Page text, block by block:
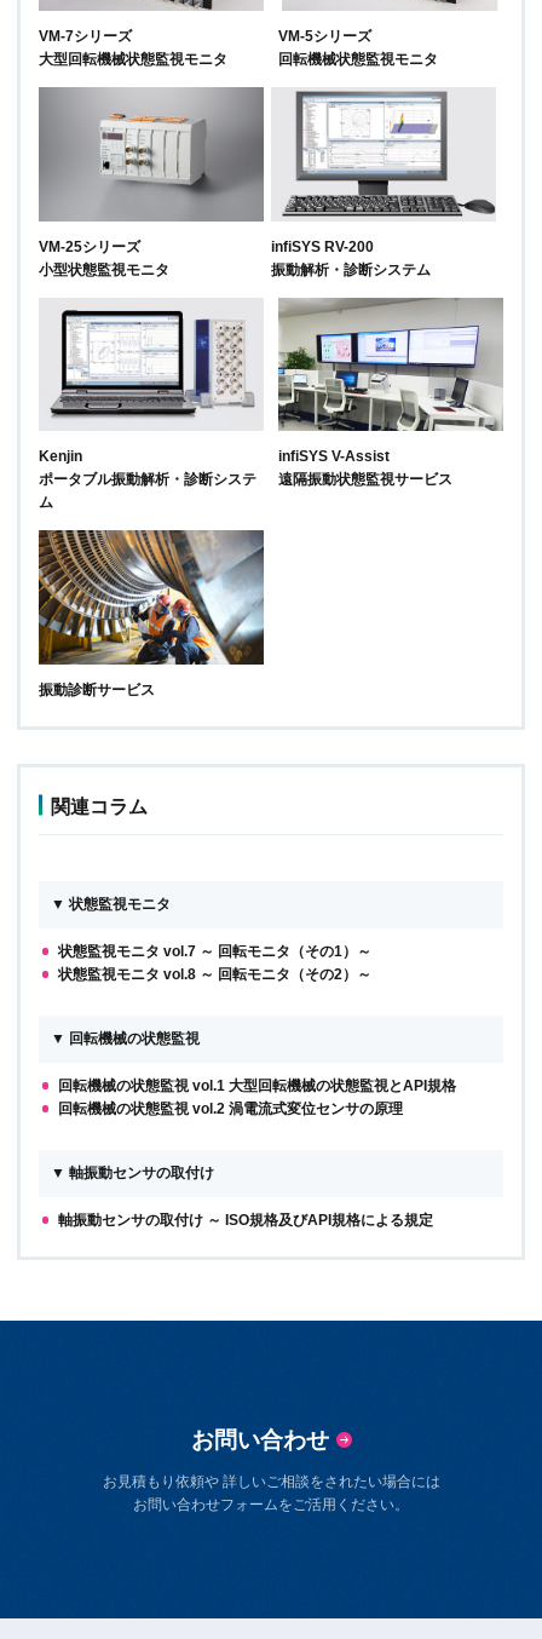
VM-7シリーズ
大型回転機械状態監視モニタ
VM-5シリーズ
回転機械状態監視モニタ
VM-25シリーズ
小型状態監視モニタ
infiSYS RV-200
振動解析・診断システム
Kenjin
ポータブル振動解析・診断システ
ム
infiSYS V-Assist
遠隔振動状態監視サービス
振動診断サービス
関連コラム
▼ 状態監視モニタ
状態監視モニタ vol.7 ～ 回転モニタ（その1）～
状態監視モニタ vol.8 ～ 回転モニタ（その2）～
▼ 回転機械の状態監視
回転機械の状態監視 vol.1 大型回転機械の状態監視とAPI規格
回転機械の状態監視 vol.2 渦電流式変位センサの原理
▼ 軸振動センサの取付け
軸振動センサの取付け ～ ISO規格及びAPI規格による規定
お問い合わせ
お見積もり依頼や 詳しいご相談をされたい場合には
お問い合わせフォームをご活用ください。